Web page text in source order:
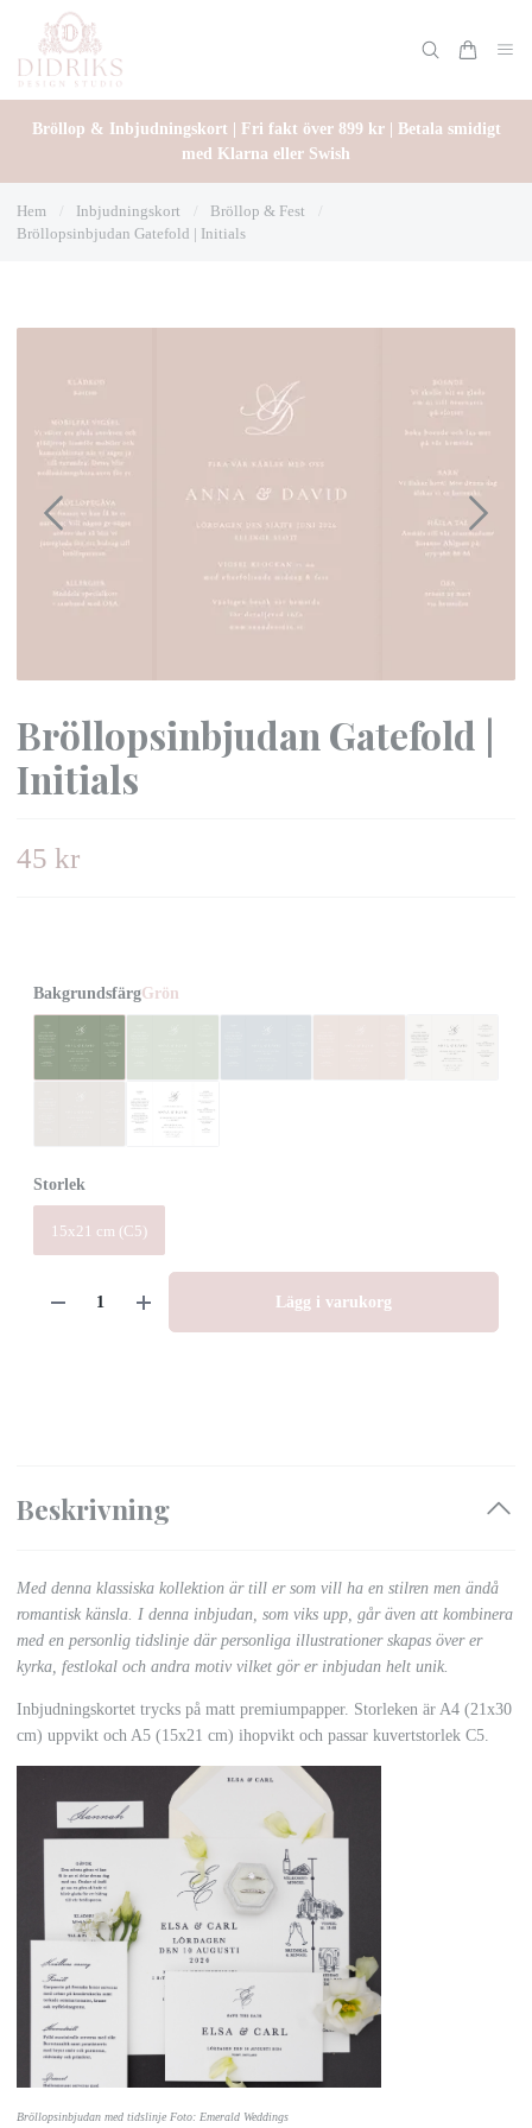
Bröllop & Inbjudningskort | Fri fakt över 899 kr | Betala smidigt
med Klarna eller Swish
Hem Inbjudningskort Bröllop & Fest
Bröllopsinbjudan Gatefold | Initials
Bröllopsinbjudan Gatefold |
Initials
45 kr
BakgrundsfärgGrön
Storlek
15x21 cm (C5)
Lägg i varukorg
Beskrivning
Med denna klassiska kollektion är till er som vill ha en stilren men ändå
romantisk känsla. I denna inbjudan, som viks upp, går även att kombinera
med en personlig tidslinje där personliga illustrationer skapas över er
kyrka, festlokal och andra motiv vilket gör er inbjudan helt unik.
Inbjudningskortet trycks på matt premiumpapper. Storleken är A4 (21x30
cm) uppvikt och A5 (15x21 cm) ihopvikt och passar kuvertstorlek C5.
Bröllopsinbjudan med tidslinje Foto: Emerald Weddings